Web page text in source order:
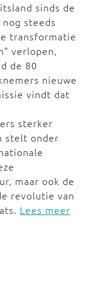
sinds de
steeds
transformatie
verlopen,
de 80
nieuwe
vindt dat
sterker
stelt onder
maar ook de
revolutie van
Lees meer